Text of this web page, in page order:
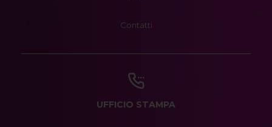
Contatti
UFFICIO STAMPA